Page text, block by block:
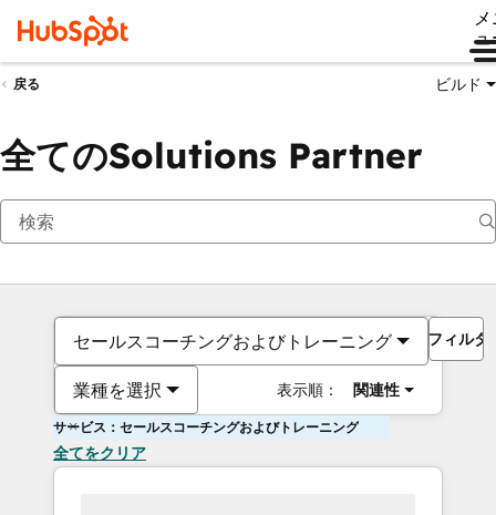
ュ
戻る ビルド
全てのSolutions Partner
セールスコーチングおよびトレーニング
業種を選択 表示順： 関連性
フィルタ
サービス：セールスコーチングおよびトレーニング
全てをクリア